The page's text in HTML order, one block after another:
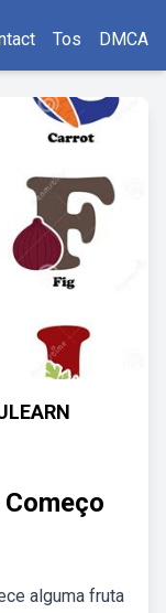
Tos DMCA
alguma fruta